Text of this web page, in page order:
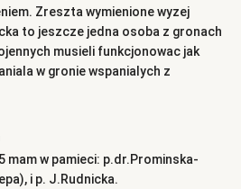
Zreszta wymienione wyzej
to jeszcze jedna osoba z gronach
musieli funkcjonowac jak
w gronie wspanialych z
mam w pamieci: p.dr.Prominska-
i p. J.Rudnicka.